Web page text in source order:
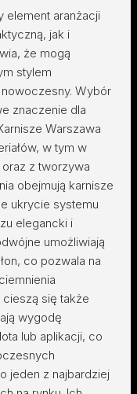
element aranżacji
jak i
że mogą
stylem
Wybór
znaczenie dla
Warszawa
w tym w
z tworzywa
obejmują karnisze
ukrycie systemu
elegancki i
umożliwiają
co pozwala na
się także
wygodę
lub aplikacji, co
jeden z najbardziej